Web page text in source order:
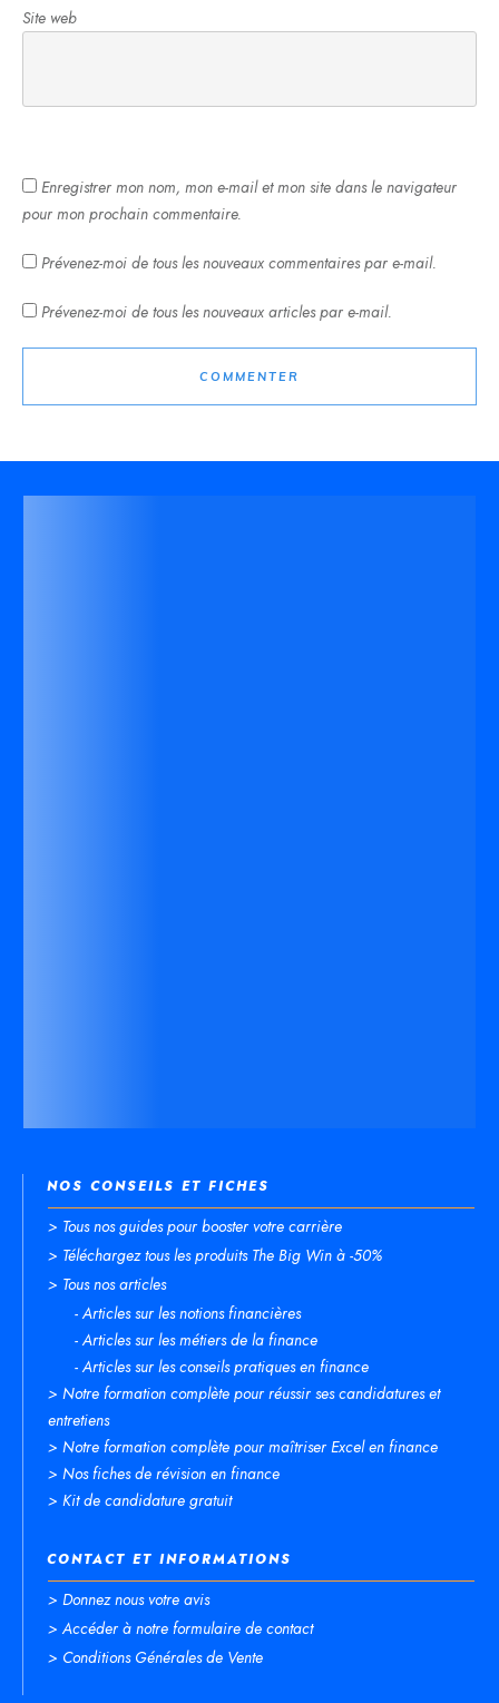
Site web
Enregistrer mon nom, mon e-mail et mon site dans le navigateur
pour mon prochain commentaire.
Prévenez-moi de tous les nouveaux commentaires par e-mail.
Prévenez-moi de tous les nouveaux articles par e-mail.
COMMENTER
NOS CONSEILS ET FICHES
> Tous nos guides pour booster votre carrière
> Téléchargez tous les produits The Big Win à -50%
> Tous nos articles
- Articles sur les notions financières
- Articles sur les métiers de la finance
- Articles sur les conseils pratiques en finance
> Notre formation complète pour réussir ses candidatures et
entretiens
> Notre formation complète pour maîtriser Excel en finance
> Nos fiches de révision en finance
> Kit de candidature gratuit
CONTACT ET INFORMATIONS
> Donnez nous votre avis
> Accéder à notre formulaire de contact
> Conditions Générales de Vente